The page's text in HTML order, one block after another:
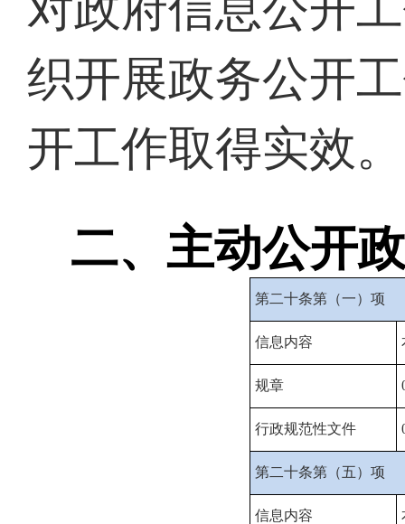
织开展政务公开
开工作取得实效。
二、主动公开
第二十条第（一）项
信息内容
规章
行政规范性文件
第二十条第（五）项
信息内容